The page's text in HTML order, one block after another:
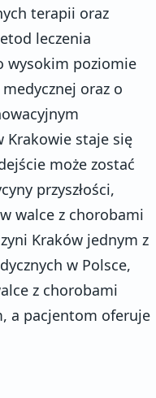
terapii oraz
leczenia
wysokim poziomie
oraz o
Krakowie staje się
może zostać
przyszłości,
walce z chorobami
Kraków jednym z
w Polsce,
z chorobami
a pacjentom oferuje